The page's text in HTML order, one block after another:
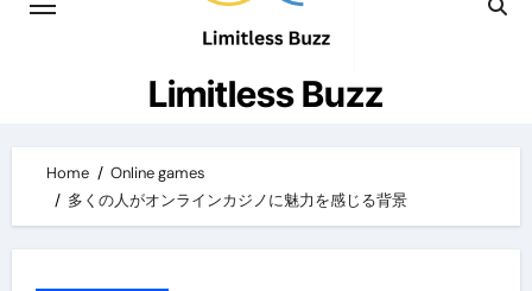
Limitless Buzz
Home
Online games
多くの人がオンラインカジノに魅力を感じる背景